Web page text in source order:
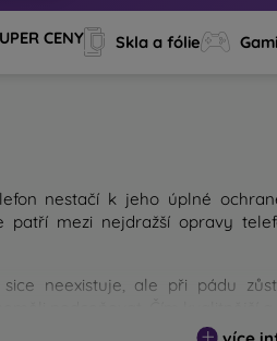
CENY Skla a fólie
nestačí k jeho úplné
patří mezi nejdražší opravy
neexistuje, ale při pádu
skel na mobil. Na co